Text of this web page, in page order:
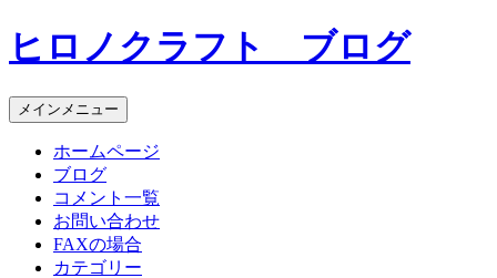
コ
ン
ン
ツ
ヒロノクラフト ブログ
メインメニュー
ホームページ
ブログ
コメント一覧
お問い合わせ
FAXの場合
カテゴリー